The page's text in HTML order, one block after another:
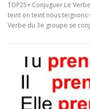
TOP25+ Conjuguer Le
teint on teint nous
Verbe du 3e groupe se